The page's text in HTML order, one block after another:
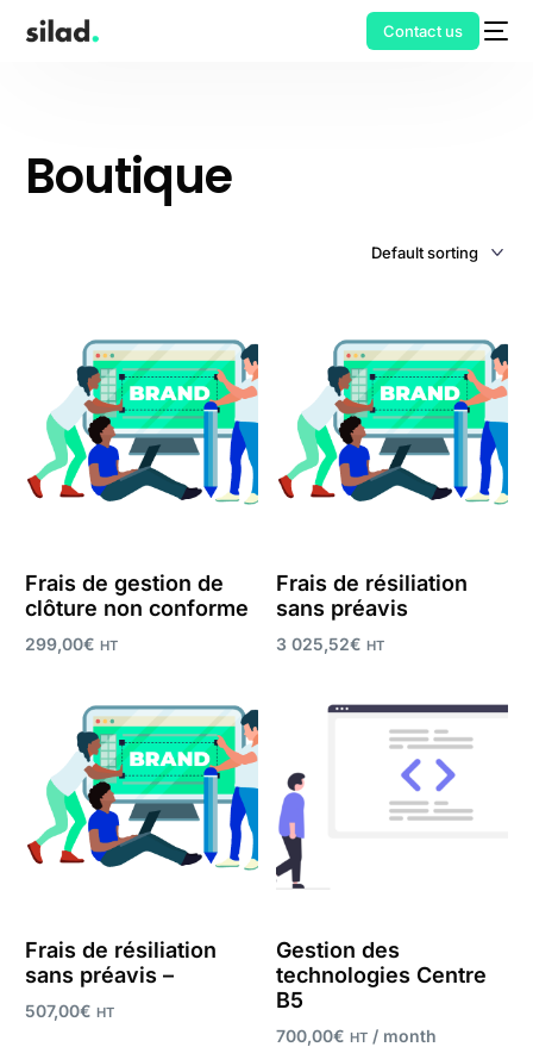
Contact us
Boutique
Frais de gestion de
clôture non conforme
299,00€ HT
Frais de résiliation
sans préavis
3 025,52€ HT
Frais de résiliation
sans préavis –
507,00€ HT
Gestion des
technologies Centre
B5
700,00€ HT / month